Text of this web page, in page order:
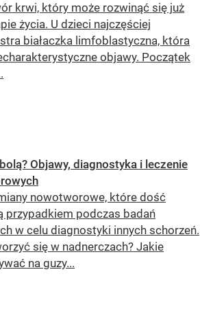
krwi, który może rozwinąć się już
życia. U dzieci najczęściej
białaczka limfoblastyczna, która
objawy. Początek
Objawy, diagnostyka i leczenie
nowotworowe, które dość
przypadkiem podczas badań
w celu diagnostyki innych schorzeń.
się w nadnerczach? Jakie
na guzy...